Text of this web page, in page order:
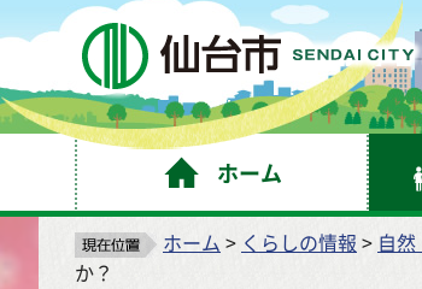
ホーム
ホーム > くらしの情報 > 自
か？